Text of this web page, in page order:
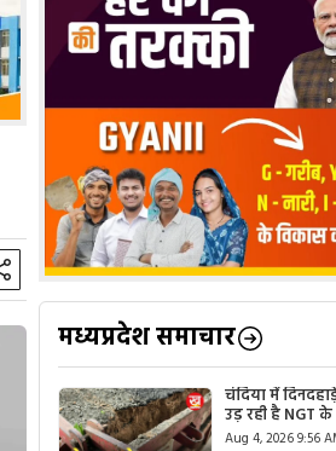
मध्यप्रदेश समाचार
चंदिया में
उड़ रही है NGT
Aug 4, 2026 9:56